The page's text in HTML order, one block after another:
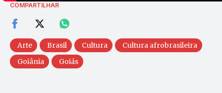
COMPARTILHAR
Arte Brasil Cultura
Cultura afrobrasileira
Goiânia
Goiás